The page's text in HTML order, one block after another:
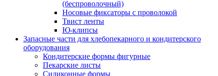
(беспроволочный)
Носовые фиксаторы с проволокой
Твист ленты
Ю-клипсы
Запасные части для хлебопекарного и кондитерского
оборудования
Кондитерские формы фигурные
Пекарские листы
Силиконные формы